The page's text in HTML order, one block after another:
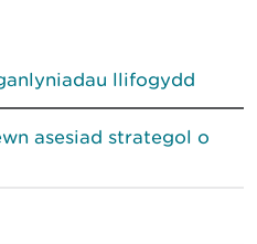
llifogydd
asesiad strategol o